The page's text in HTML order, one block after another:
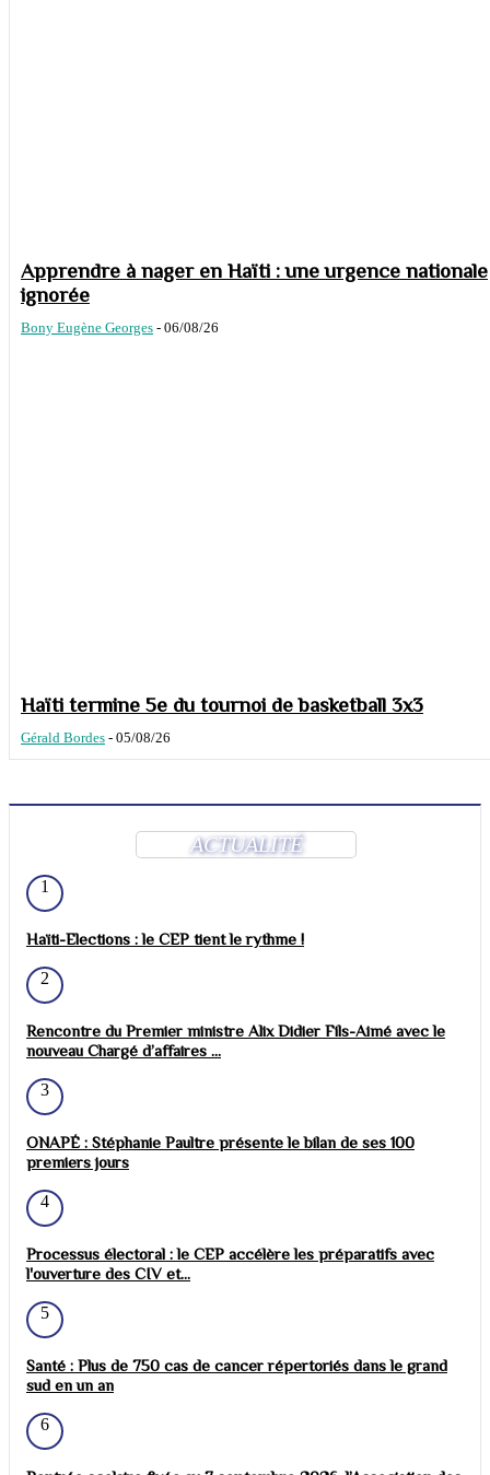
Apprendre à nager en Haïti : une urgence nationale
ignorée
Bony Eugène Georges - 06/08/26
Haïti termine 5e du tournoi de basketball 3x3
Gérald Bordes - 05/08/26
ACTUALITÉ
1
Haïti-Elections : le CEP tient le rythme !
2
Rencontre du Premier ministre Alix Didier Fils-Aimé avec le
nouveau Chargé d’affaires ...
3
ONAPÉ : Stéphanie Paultre présente le bilan de ses 100
premiers jours
4
Processus électoral : le CEP accélère les préparatifs avec
l'ouverture des CIV et...
5
Santé : Plus de 750 cas de cancer répertoriés dans le grand
sud en un an
6